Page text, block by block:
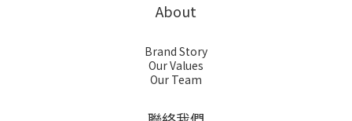
About
Brand Story
Our Values
Our Team